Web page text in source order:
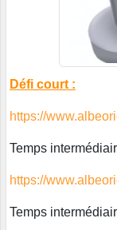
Défi court :
https://
Temps
https://
Temps